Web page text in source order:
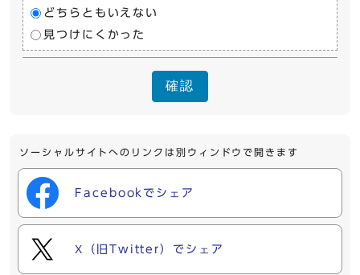
どちらともいえない
見つけにくかった
確認
ソーシャルサイトへのリンクは別ウィンドウで開きます
Facebookでシェア
X（旧Twitter）でシェア